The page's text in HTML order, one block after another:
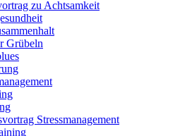
zu Achtsamkeit
Grübeln
Stressmanagement